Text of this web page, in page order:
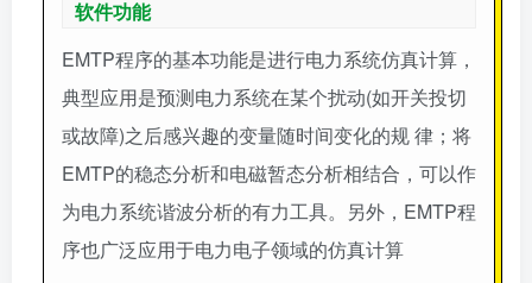
软件功能
EMTP程序的基本功能是进行电力系统仿真计算，
典型应用是预测电力系统在某个扰动(如开关投切
或故障)之后感兴趣的变量随时间变化的规 律；将
EMTP的稳态分析和电磁暂态分析相结合，可以作
为电力系统谐波分析的有力工具。另外，EMTP程
序也广泛应用于电力电子领域的仿真计算